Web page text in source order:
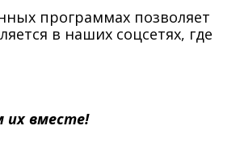
программах позволяет
в наших соцсетях, где
их вместе!